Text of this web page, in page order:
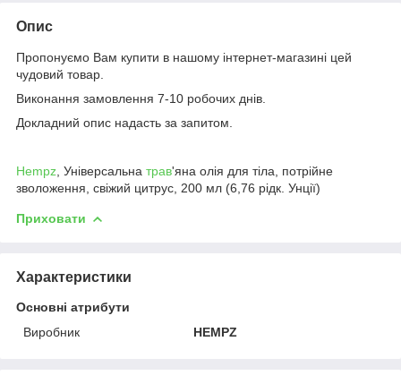
Опис
Пропонуємо Вам купити в нашому інтернет-магазині цей
чудовий товар.
Виконання замовлення 7-10 робочих днів.
Докладний опис надасть за запитом.
Hempz , Універсальна трав'яна олія для тіла, потрійне
зволоження, свіжий цитрус, 200 мл (6,76 рідк. Унції)
Приховати
Характеристики
Основні атрибути
Виробник
HEMPZ